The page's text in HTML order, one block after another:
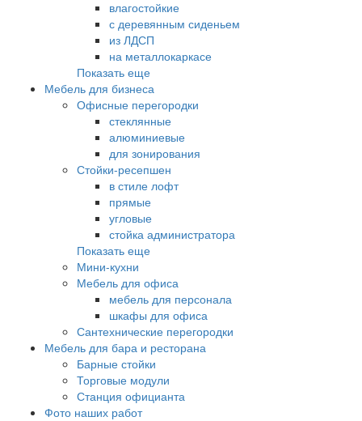
влагостойкие
с деревянным сиденьем
из ЛДСП
на металлокаркасе
Показать еще
Мебель для бизнеса
Офисные перегородки
стеклянные
алюминиевые
для зонирования
Стойки-ресепшен
в стиле лофт
прямые
угловые
стойка администратора
Показать еще
Мини-кухни
Мебель для офиса
мебель для персонала
шкафы для офиса
Сантехнические перегородки
Мебель для бара и ресторана
Барные стойки
Торговые модули
Станция официанта
Фото наших работ